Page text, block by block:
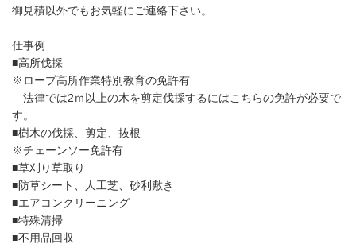
御見積以外でもお気軽にご連絡下さい。
仕事例
■高所伐採
※ロープ高所作業特別教育の免許有
法律では2ｍ以上の木を剪定伐採するにはこちらの免許が必要で
す。
■樹木の伐採、剪定、抜根
※チェーンソー免許有
■草刈り草取り
■防草シート、人工芝、砂利敷き
■エアコンクリーニング
■特殊清掃
■不用品回収